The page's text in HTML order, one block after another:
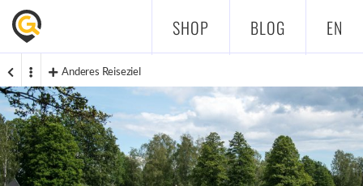
SHOP BLOG EN
Anderes Reiseziel